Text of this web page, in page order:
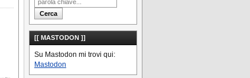
[[ MASTODON ]]
Su Mastodon mi trovi qui:
Mastodon